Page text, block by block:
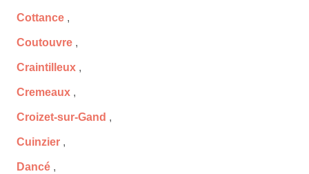
Cottance ,
Coutouvre ,
Craintilleux ,
Cremeaux ,
Croizet-sur-Gand ,
Cuinzier ,
Dancé ,